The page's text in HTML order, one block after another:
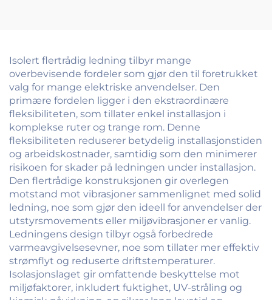
Isolert flertrådig ledning tilbyr mange
overbevisende fordeler som gjør den til foretrukket
valg for mange elektriske anvendelser. Den
primære fordelen ligger i den ekstraordinære
fleksibiliteten, som tillater enkel installasjon i
komplekse ruter og trange rom. Denne
fleksibiliteten reduserer betydelig installasjonstiden
og arbeidskostnader, samtidig som den minimerer
risikoen for skader på ledningen under installasjon.
Den flertrådige konstruksjonen gir overlegen
motstand mot vibrasjoner sammenlignet med solid
ledning, noe som gjør den ideell for anvendelser der
utstyrsmovements eller miljøvibrasjoner er vanlig.
Ledningens design tilbyr også forbedrede
varmeavgivelsesevner, noe som tillater mer effektiv
strømflyt og reduserte driftstemperaturer.
Isolasjonslaget gir omfattende beskyttelse mot
miljøfaktorer, inkludert fuktighet, UV-stråling og